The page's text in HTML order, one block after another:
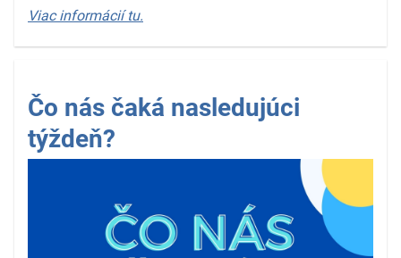
Viac informácií tu.
Čo nás čaká nasledujúci
týždeň?